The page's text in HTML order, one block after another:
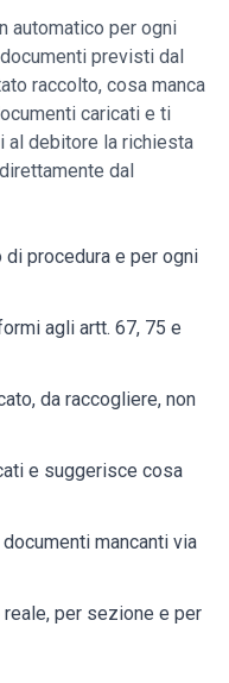
automatico per ogni
previsti dal
raccolto, cosa manca
caricati e ti
al debitore la richiesta
dal
di procedura e per ogni
agli artt. 67, 75 e
da raccogliere, non
e suggerisce cosa
mancanti via
per sezione e per